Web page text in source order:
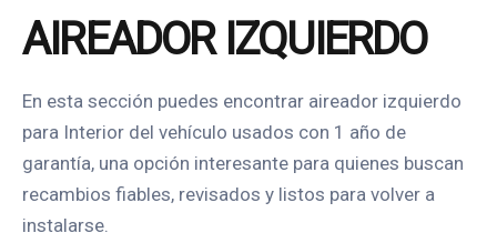
AIREADOR IZQUIERDO
En esta sección puedes encontrar aireador izquierdo
para Interior del vehículo usados con 1 año de
garantía, una opción interesante para quienes buscan
recambios fiables, revisados y listos para volver a
instalarse.